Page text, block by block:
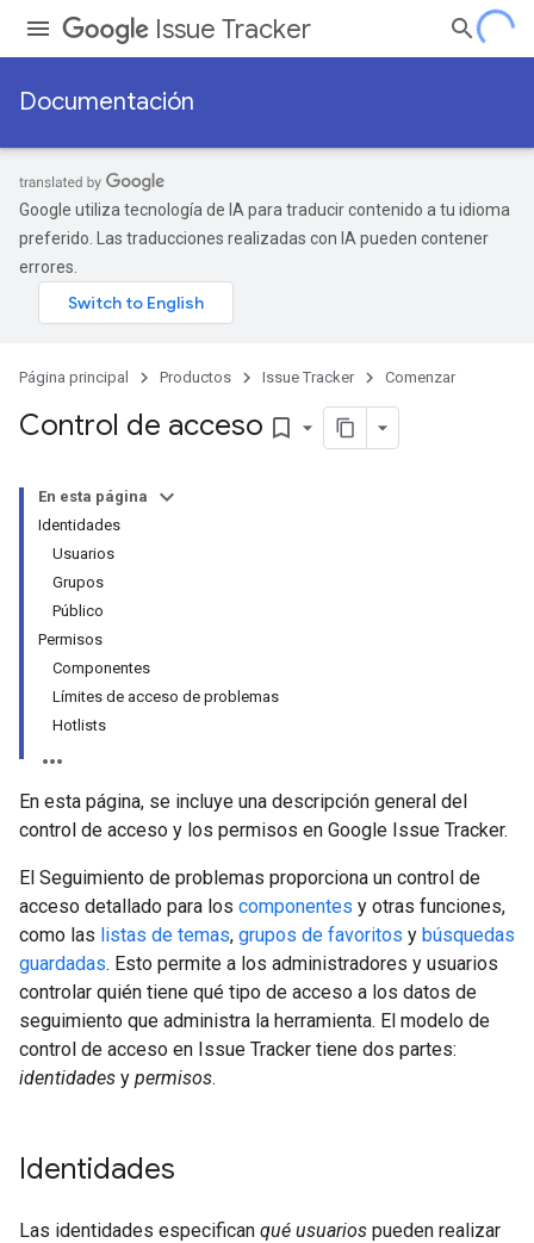
Issue Tracker
Documentación
Google utiliza tecnología de IA para traducir contenido a tu idioma
preferido. Las traducciones realizadas con IA pueden contener
errores.
Página principal Productos Issue Tracker Comenzar
Control de acceso bookmark_border
En esta página
Identidades
Usuarios
Grupos
Público
Permisos
Componentes
Límites de acceso de problemas
Hotlists
En esta página, se incluye una descripción general del
control de acceso y los permisos en Google Issue Tracker.
El Seguimiento de problemas proporciona un control de
acceso detallado para los componentes y otras funciones,
como las listas de temas, grupos de favoritos y búsquedas
guardadas. Esto permite a los administradores y usuarios
controlar quién tiene qué tipo de acceso a los datos de
seguimiento que administra la herramienta. El modelo de
control de acceso en Issue Tracker tiene dos partes:
identidades y permisos.
Identidades
Las identidades especifican qué usuarios pueden realizar